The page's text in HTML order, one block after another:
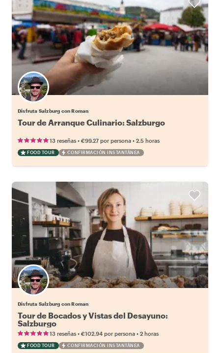
Disfruta Salzburg con Roman
Tour de Arranque Culinario: Salzburgo
13 reseñas • €99.27 por persona • 2.5 horas
FOOD TOUR CONFIRMACIÓN INSTANTÁNEA
Disfruta Salzburg con Roman
Tour de Bocados y Vistas del Desayuno:
Salzburgo
13 reseñas • €102.94 por persona • 2 horas
FOOD TOUR CONFIRMACIÓN INSTANTÁNEA